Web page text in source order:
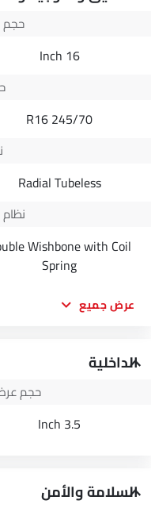
حجم
16 Inch
245/70 R16
Radial Tubeless
نظام
Wishbone with Coil
Spring
عرض جميع
الداخلية
حجم
3.5 Inch
السلامة والأمن